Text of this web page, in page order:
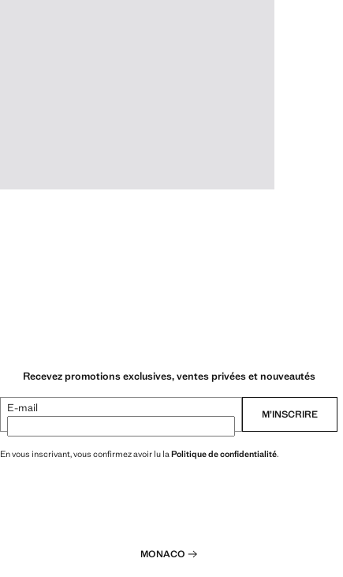
Recevez promotions exclusives, ventes privées et nouveautés
E-mail M’INSCRIRE
En vous inscrivant, vous confirmez avoir lu la Politique de confidentialité.
MONACO